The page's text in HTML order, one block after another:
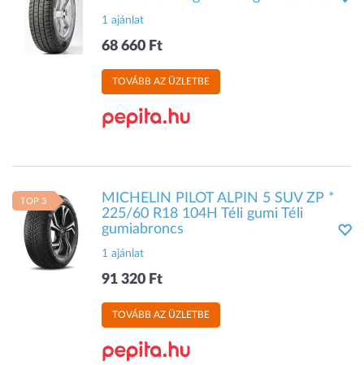
1 ajánlat
68 660 Ft
TOVÁBB AZ ÜZLETBE
TOP 3
MICHELIN PILOT ALPIN 5 SUV ZP *
225/60 R18 104H Téli gumi Téli
gumiabroncs
1 ajánlat
91 320 Ft
TOVÁBB AZ ÜZLETBE